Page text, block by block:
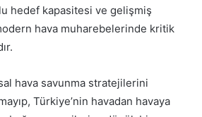
hedef kapasitesi ve gelişmiş
hava muharebelerinde kritik
hava savunma stratejilerini
Türkiye’nin havadan havaya